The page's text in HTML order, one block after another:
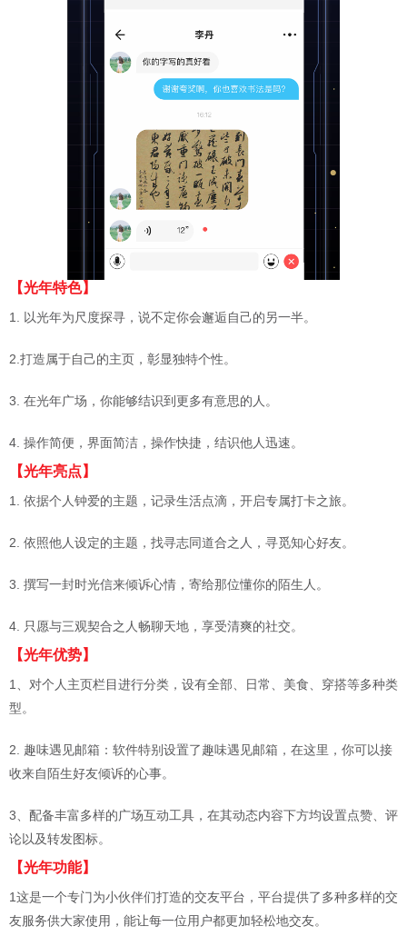
【光年特色】
1. 以光年为尺度探寻，说不定你会邂逅自己的另一半。
2.打造属于自己的主页，彰显独特个性。
3. 在光年广场，你能够结识到更多有意思的人。
4. 操作简便，界面简洁，操作快捷，结识他人迅速。
【光年亮点】
1. 依据个人钟爱的主题，记录生活点滴，开启专属打卡之旅。
2. 依照他人设定的主题，找寻志同道合之人，寻觅知心好友。
3. 撰写一封时光信来倾诉心情，寄给那位懂你的陌生人。
4. 只愿与三观契合之人畅聊天地，享受清爽的社交。
【光年优势】
1、对个人主页栏目进行分类，设有全部、日常、美食、穿搭等多种类
型。
2. 趣味遇见邮箱：软件特别设置了趣味遇见邮箱，在这里，你可以接
收来自陌生好友倾诉的心事。
3、配备丰富多样的广场互动工具，在其动态内容下方均设置点赞、评
论以及转发图标。
【光年功能】
1这是一个专门为小伙伴们打造的交友平台，平台提供了多种多样的交
友服务供大家使用，能让每一位用户都更加轻松地交友。